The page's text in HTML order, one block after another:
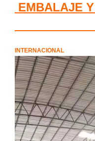
INTERNACIONAL